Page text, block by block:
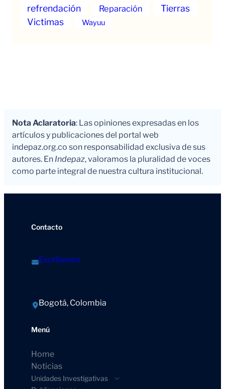
refrendación Reparación
Tierras
Victimas
Wayuu
Nota Aclaratoria: Las opiniones expresadas en los
artículos y publicaciones del portal web
indepaz.org.co son responsabilidad exclusiva de sus
autores. En Indepaz, valoramos la pluralidad de voces
como parte integral de nuestra cultura institucional.
Contacto
Escríbenos
Bogotá, Colombia
Menú
Home
Noticias
Unidades Investigativas